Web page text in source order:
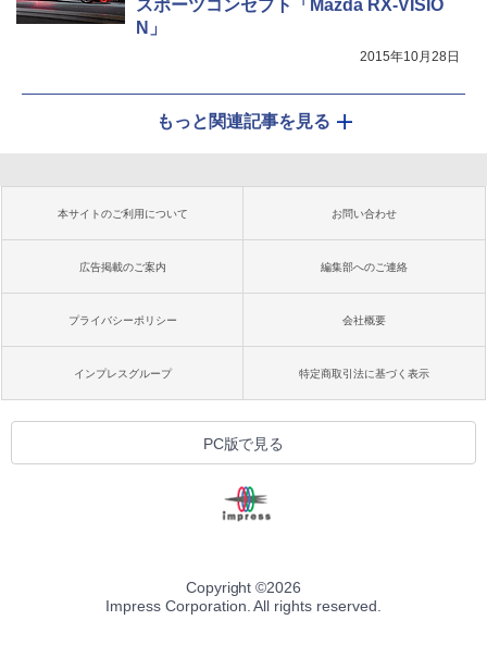
スポーツコンセプト「Mazda RX-VISIO
N」
2015年10月28日
もっと関連記事を見る
本サイトのご利用について お問い合わせ
広告掲載のご案内 編集部へのご連絡
プライバシーポリシー 会社概要
インプレスグループ 特定商取引法に基づく表示
PC版で見る
Copyright ©2026
Impress Corporation. All rights reserved.